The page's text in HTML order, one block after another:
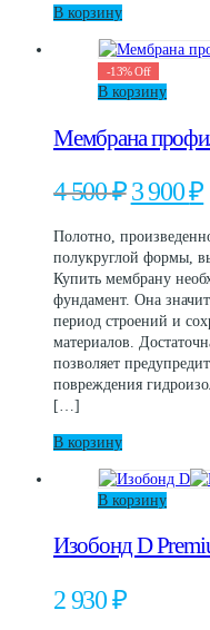
В корзину
-13% Off
В корзину
Мембрана
4 500₽ цена
4
500 ₽.
3 900₽
Полотно,
полукруглой формы,
Купить мембрану
фундамент. Она
период строений и
материалов.
позволяет
повреждения
[…]
В корзину
В корзину
Изобонд D
2 930₽